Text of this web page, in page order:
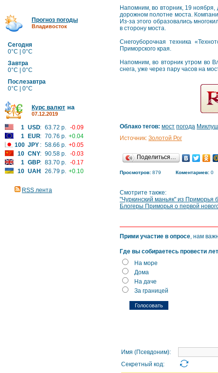
Прогноз погоды
Владивосток
Сегодня
0°C | 0°C
Завтра
0°C | 0°C
Послезавтра
0°C | 0°C
Курс валют на
07.12.2019
1 USD: 63.72 р. -0.09
1
EUR: 70.76 р. +0.04
100 JPY : 58.66 р. +0.05
10 CNY: 90.58 р. -0.03
1 GBP: 83.70 р. -0.17
10 UAH: 26.79 р. +0.10
RSS лента
Напомним, во вторник, 19 ноября,
дорожном полотне моста.
Из-за этого образовались
в сторону моста.
Снегоуборочная техника
Приморского края.
Напомним, во вторник утром во
снега, уже через пару часов на
Облако тегов: мост погода
Источник: Золотой Рог
Поделиться…
Просмотров: 879 Коментариев: 0
Смотрите также:
"Чуркинский маньяк" из Приморья
Блогеры Приморья о первой
Прими участие в опросе, нам
Где вы собираетесь провести
На море
Дома
На даче
За границей
Имя (Псевдоним):
Секретный код: